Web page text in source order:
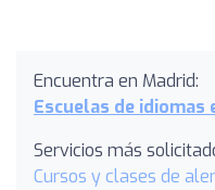
Encuentra en Madrid:
Escuelas de idiomas
Servicios más
Cursos y clases de